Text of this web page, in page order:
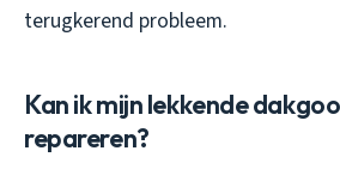
terugkerend probleem.
Kan ik mijn lekkende
repareren?